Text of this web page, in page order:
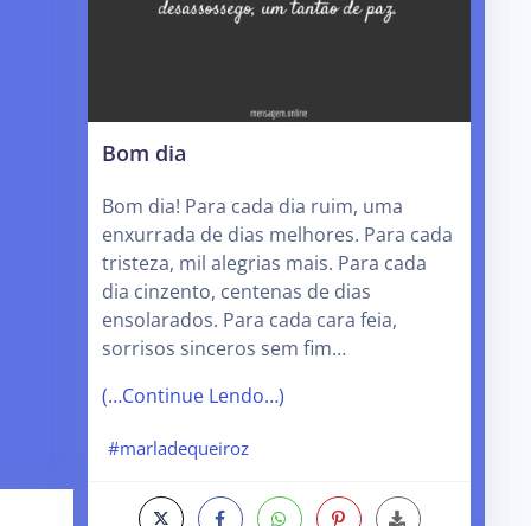
Bom dia
Bom dia! Para cada dia ruim, uma
enxurrada de dias melhores. Para cada
tristeza, mil alegrias mais. Para cada
dia cinzento, centenas de dias
ensolarados. Para cada cara feia,
sorrisos sinceros sem fim…
(…Continue Lendo…)
#marladequeiroz